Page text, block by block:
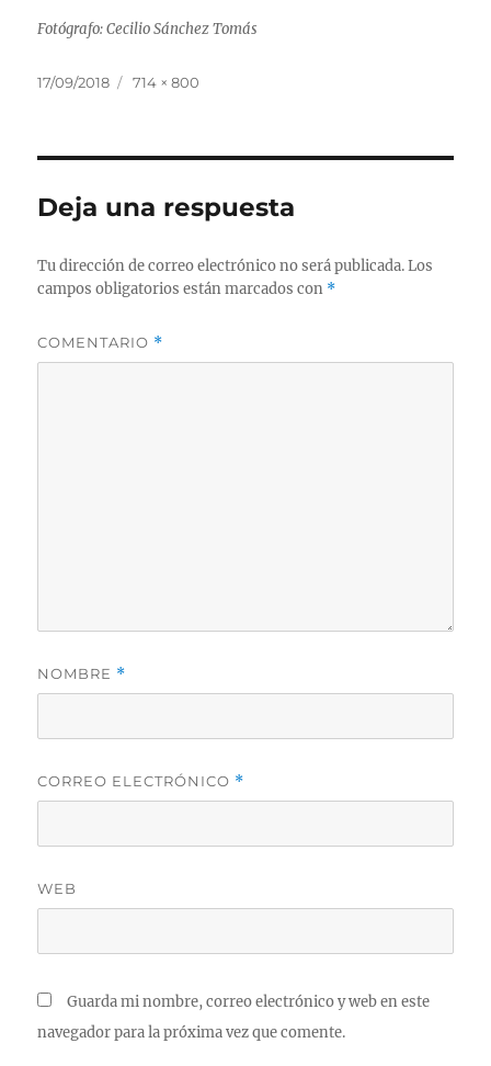
Fotógrafo: Cecilio Sánchez Tomás
Publicado
17/09/2018
Tamaño
714 × 800
Deja una respuesta
Tu dirección de correo electrónico no será publicada. Los
campos obligatorios están marcados con *
COMENTARIO *
NOMBRE *
CORREO ELECTRÓNICO *
WEB
Guarda mi nombre, correo electrónico y web en este
navegador para la próxima vez que comente.